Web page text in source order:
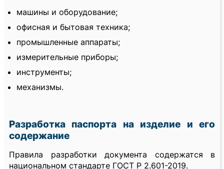
машины и оборудование;
офисная и бытовая техника;
промышленные аппараты;
измерительные приборы;
инструменты;
механизмы.
Разработка паспорта на изделие и его
содержание
Правила разработки документа содержатся в
национальном стандарте ГОСТ Р 2.601-2019.